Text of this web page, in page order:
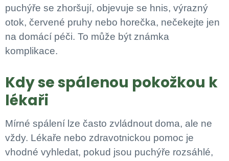
puchýře se zhoršují, objevuje se hnis, výrazný
otok, červené pruhy nebo horečka, nečekejte jen
na domácí péči. To může být známka
komplikace.
Kdy se spálenou pokožkou k
lékaři
Mírné spálení lze často zvládnout doma, ale ne
vždy. Lékaře nebo zdravotnickou pomoc je
vhodné vyhledat, pokud jsou puchýře rozsáhlé,